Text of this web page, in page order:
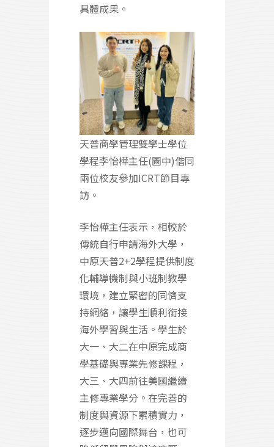
具體成果。
天普商學管理雙學士學位
學程李怡樺主任(圖中)偕同
兩位校友參加ICRT節目專
訪。
李怡樺主任表示，相較於
傳統自行申請海外大學，
中原天普2+2學程提供制度
化輔導機制與小班制教學
環境，建立緊密的同儕支
持網絡，讓學生順利銜接
海外學習與生活。學生於
大一、大二在中原完成商
學基礎與專業先修課程，
大三、大四前往美國繼續
主修專業學分。在完善的
制度與資源下累積實力，
逐步邁向國際舞台，也可